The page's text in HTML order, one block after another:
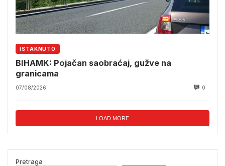
ISTAKNUTO
BIHAMK: Pojačan saobraćaj, gužve na
granicama
07/08/2026 0
LOAD MORE
Pretraga